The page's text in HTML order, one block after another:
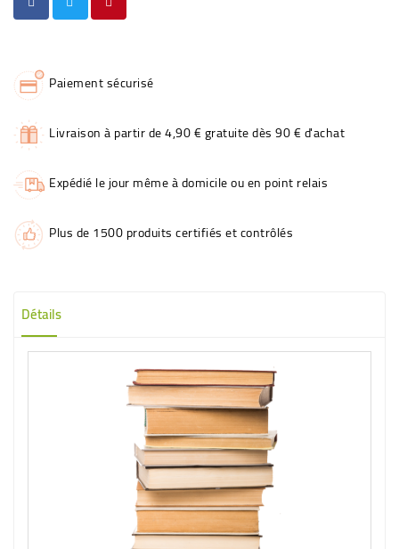
Paiement sécurisé
Livraison à partir de 4,90 € gratuite dès 90 € d'achat
Expédié le jour même à domicile ou en point relais
Plus de 1500 produits certifiés et contrôlés
Détails